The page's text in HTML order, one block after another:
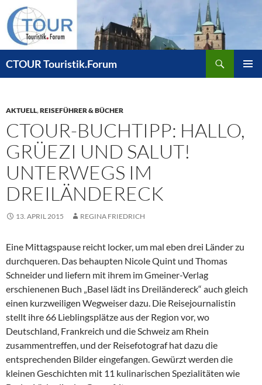
Zum
Inhalt
springen
CTOUR Touristik.Forum
AKTUELL,REISEFÜHRER & BÜCHER
CTOUR-BUCHTIPP: HALLO,
GRÜEZI UND SALUT!
UNTERWEGS IM
DREILÄNDERECK
13. APRIL 2015 REGINA FRIEDRICH
Eine Mittagspause reicht locker, um mal eben drei Länder zu
durchqueren. Das behaupten Nicole Quint und Thomas
Schneider und liefern mit ihrem im Gmeiner-Verlag
erschienenen Buch „Basel lädt ins Dreiländereck“ auch gleich
einen kurzweiligen Wegweiser dazu. Die Reisejournalistin
stellt ihre 66 Lieblingsplätze aus der Region vor, wo
Deutschland, Frankreich und die Schweiz am Rhein
zusammentreffen, und der Reisefotograf hat dazu die
entsprechenden Bilder eingefangen. Gewürzt werden die
kleinen Geschichten mit 11 kulinarischen Spezialitäten wie